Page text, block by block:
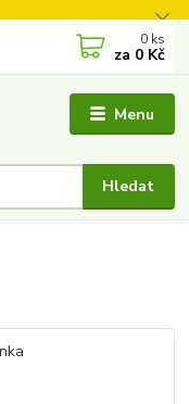
Menu
Hledat
0 ks
za 0 Kč